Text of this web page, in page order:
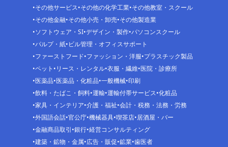
その他サービス その他の化学工業 その他教室・スクール
その他金融 その他小売・卸売 その他製造業
ソフトウェア・SI デザイン・製作 パソコンスクール
パルプ・紙 ビル管理・オフィスサポート
ファーストフード ファッション・洋服 プラスチック製品
ペット リース・レンタル 衣服・繊維 医院・診療所
医薬品 医薬品・化粧品 一般機械 印刷
飲料・たばこ・飼料 運輸 運輸付帯サービス 化粧品
家具・インテリア 介護・福祉 会計・税務・法務・労務
外国語会話 官公庁 機械器具 喫茶店 居酒屋・バー
金融商品取引 銀行 経営コンサルティング
建築・鉱物・金属 広告・販促 鉱業 歯医者